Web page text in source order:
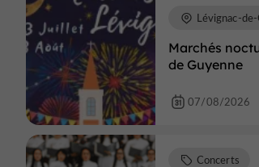
Marchés
de Guyenne
Lévignac-
07/08/2026
Concerts